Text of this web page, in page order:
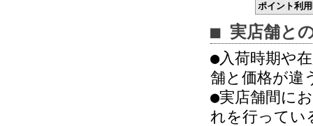
ポイント利
■ 実店舗と
●入荷時期や
舗と価格が違
●実店舗間に
れを行ってい